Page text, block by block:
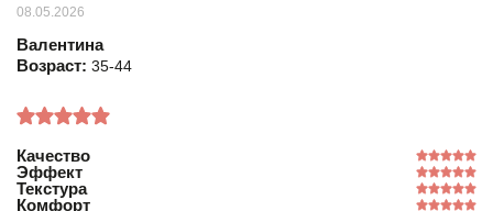
08.05.2026
Валентина
Возраст: 35-44
Качество
Эффект
Текстура
Комфорт